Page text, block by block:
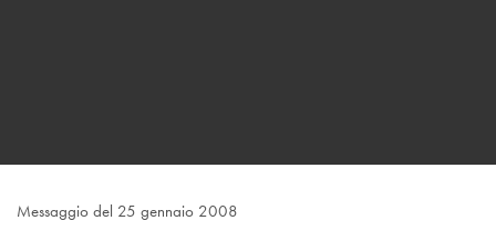
Messaggio del 25 gennaio 2008